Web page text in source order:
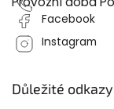
Facebook
Instagram
Důležité odkazy